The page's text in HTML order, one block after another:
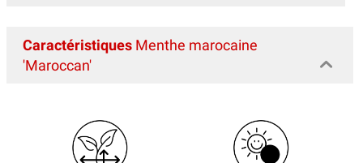
Caractéristiques Menthe marocaine
'Maroccan'